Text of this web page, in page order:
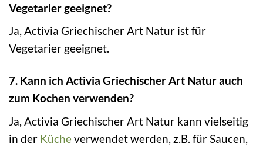
Vegetarier geeignet?
Ja, Activia Griechischer Art Natur ist für
Vegetarier geeignet.
7. Kann ich Activia Griechischer Art Natur auch
zum Kochen verwenden?
Ja, Activia Griechischer Art Natur kann vielseitig
in der Kücheverwendet werden, z.B. für Saucen,